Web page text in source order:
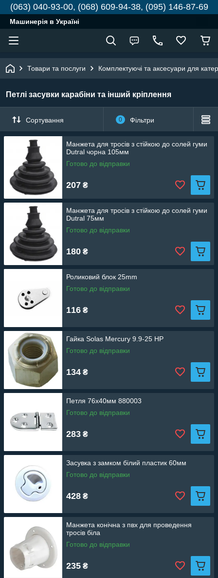
(063) 040-93-00, (068) 609-94-38, (095) 146-87-69
Машинерія в Україні
Товари та послуги Комплектуючі та аксесуари для
Петлі засувки карабіни та інший кріплення
Сортування 0 Фільтри
Манжета для тросів з стійкою до солей гуми
Dutral чорна 105мм
Готово до відправки
207 ₴
Манжета для тросів з стійкою до солей гуми
Dutral 75мм
Готово до відправки
180 ₴
Роликовий блок 25mm
Готово до відправки
116 ₴
Гайка Solas Mercury 9.9-25 HP
Готово до відправки
134 ₴
Петля 76х40мм 880003
Готово до відправки
283 ₴
Засувка з замком білий пластик 60мм
Готово до відправки
428 ₴
Манжета конічна з пвх для проведення
тросів біла
Готово до відправки
235 ₴